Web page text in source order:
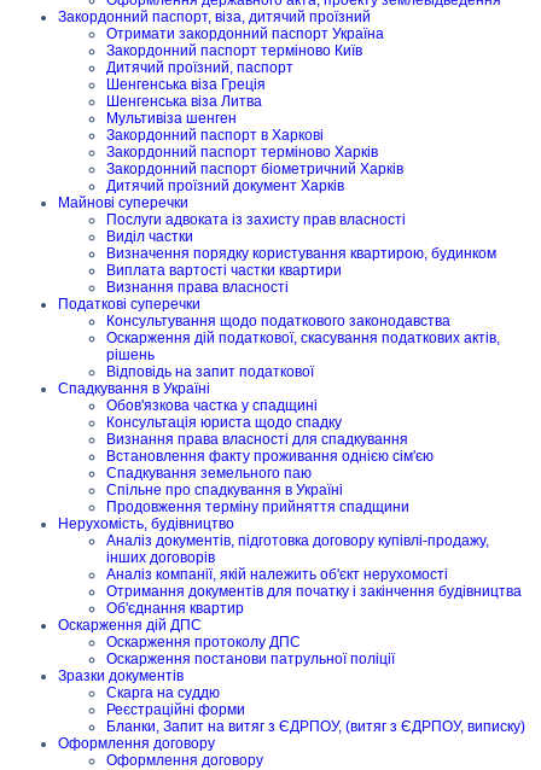
Закордонний паспорт, віза, дитячий проїзний
Отримати закордонний паспорт Україна
Закордонний паспорт терміново Київ
Дитячий проїзний, паспорт
Шенгенська віза Греція
Шенгенська віза Литва
Мультивіза шенген
Закордонний паспорт в Харкові
Закордонний паспорт терміново Харків
Закордонний паспорт біометричний Харків
Дитячий проїзний документ Харків
Майнові суперечки
Послуги адвоката із захисту прав власності
Виділ частки
Визначення порядку користування квартирою, будинком
Виплата вартості частки квартири
Визнання права власності
Податкові суперечки
Консультування щодо податкового законодавства
Оскарження дій податкової, скасування податкових актів,
рішень
Відповідь на запит податкової
Спадкування в Україні
Обов'язкова частка у спадщині
Консультація юриста щодо спадку
Визнання права власності для спадкування
Встановлення факту проживання однією сім'єю
Спадкування земельного паю
Спільне про спадкування в Україні
Продовження терміну прийняття спадщини
Нерухомість, будівництво
Аналіз документів, підготовка договору купівлі-продажу,
інших договорів
Аналіз компанії, якій належить об'єкт нерухомості
Отримання документів для початку і закінчення будівництва
Об'єднання квартир
Оскарження дій ДПС
Оскарження протоколу ДПС
Оскарження постанови патрульної поліції
Зразки документів
Скарга на суддю
Реєстраційні форми
Бланки, Запит на витяг з ЄДРПОУ, (витяг з ЄДРПОУ, виписку)
Оформлення договору
Оформлення договору